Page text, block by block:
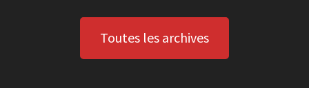
Toutes les archives